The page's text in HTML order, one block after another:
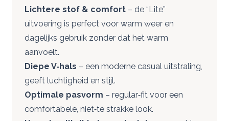
Lichtere stof & comfort – de “Lite”
uitvoering is perfect voor warm weer en
dagelijks gebruik zonder dat het warm
aanvoelt.
Diepe V‑hals – een moderne casual uitstraling,
geeft luchtigheid en stijl.
Optimale pasvorm – regular‑fit voor een
comfortabele, niet‑te strakke look.